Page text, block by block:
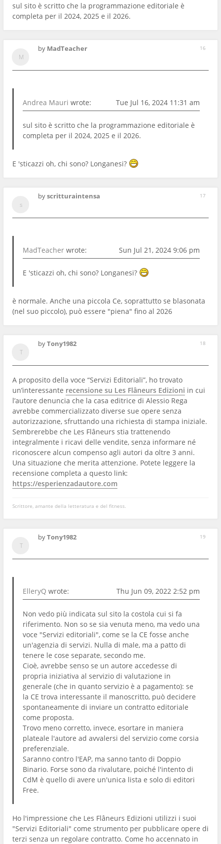
sul sito è scritto che la programmazione editoriale è
completa per il 2024, 2025 e il 2026.
16
by MadTeacher
Andrea Mauri wrote: Tue Jul 16, 2024 11:31 am
sul sito è scritto che la programmazione editoriale è
completa per il 2024, 2025 e il 2026.
E 'sticazzi oh, chi sono? Longanesi?
17
byscritturaintensa
MadTeacher wrote: Sun Jul 21, 2024 9:06 pm
E 'sticazzi oh, chi sono? Longanesi?
è normale. Anche una piccola Ce, soprattutto se blasonata
(nel suo piccolo), può essere "piena" fino al 2026
18
byTony1982
A proposito della voce “Servizi Editoriali”, ho trovato
un’interessante recensione su Les Flâneurs Edizioni in cui
l’autore denuncia che la casa editrice di Alessio Rega
avrebbe commercializzato diverse sue opere senza
autorizzazione, sfruttando una richiesta di stampa iniziale.
Sembrerebbe che Les Flâneurs stia trattenendo
integralmente i ricavi delle vendite, senza informare né
riconoscere alcun compenso agli autori da oltre 3 anni.
Una situazione che merita attenzione. Potete leggere la
recensione completa a questo link:
https://esperienzadautore.com
Scrittore, amante della letteratura e del fitness.
19
byTony1982
ElleryQ wrote: Thu Jun 09, 2022 2:52 pm
Non vedo più indicata sul sito la costola cui si fa
riferimento. Non so se sia venuta meno, ma vedo una
voce "Servizi editoriali", come se la CE fosse anche
un'agenzia di servizi. Nulla di male, ma a patto di
tenere le cose separate, secondo me.
Cioè, avrebbe senso se un autore accedesse di
propria iniziativa al servizio di valutazione in
generale (che in quanto servizio è a pagamento): se
la CE trova interessante il manoscritto, può decidere
spontaneamente di inviare un contratto editoriale
come proposta.
Trovo meno corretto, invece, esortare in maniera
plateale l'autore ad avvalersi del servizio come corsia
preferenziale.
Saranno contro l'EAP, ma sanno tanto di Doppio
Binario. Forse sono da rivalutare, poiché l'intento di
CdM è quello di avere un'unica lista e solo di editori
Free.
Ho l'impressione che Les Flâneurs Edizioni utilizzi i suoi
"Servizi Editoriali" come strumento per pubblicare opere di
terzi senza un regolare contratto. Come ho accennato in